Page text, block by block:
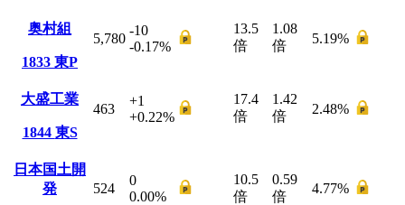
奥村組
1833 東P
5,780
-10
-0.17%
13.5
倍
1.08
倍
5.19%
大盛工業
1844 東S
463
+1
+0.22%
17.4
倍
1.42
倍
2.48%
日本国土開
発
524
0
0.00%
10.5
倍
0.59
倍
4.77%